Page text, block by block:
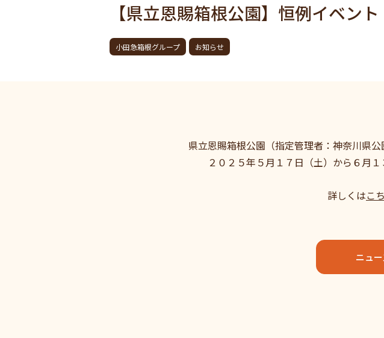
【県立恩賜箱根公園】恒例イベン
小田急箱根グループ お知らせ
県立恩賜箱根公園（指定管理者：神奈川県
２０２５年５月１７日（土）から６月
詳しくはこ
ニュ